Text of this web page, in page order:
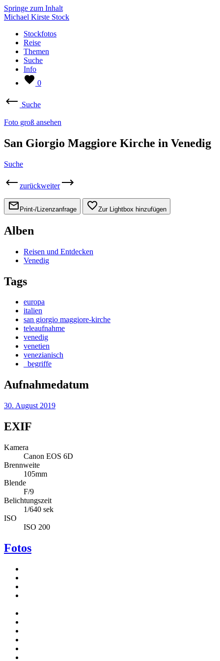
Springe zum Inhalt
Michael Kirste Stock
Stockfotos
Reise
Themen
Suche
Info
0
Suche
Foto groß ansehen
San Giorgio Maggiore Kirche in Venedig
Suche
zurückweiter
Print-/Lizenzanfrage Zur Lightbox hinzufügen
Alben
Reisen und Entdecken
Venedig
Tags
europa
italien
san giorgio maggiore-kirche
teleaufnahme
venedig
venetien
venezianisch
_begriffe
Aufnahmedatum
30. August 2019
EXIF
Kamera
Canon EOS 6D
Brennweite
105mm
Blende
F/9
Belichtungszeit
1/640 sek
ISO
ISO 200
Fotos